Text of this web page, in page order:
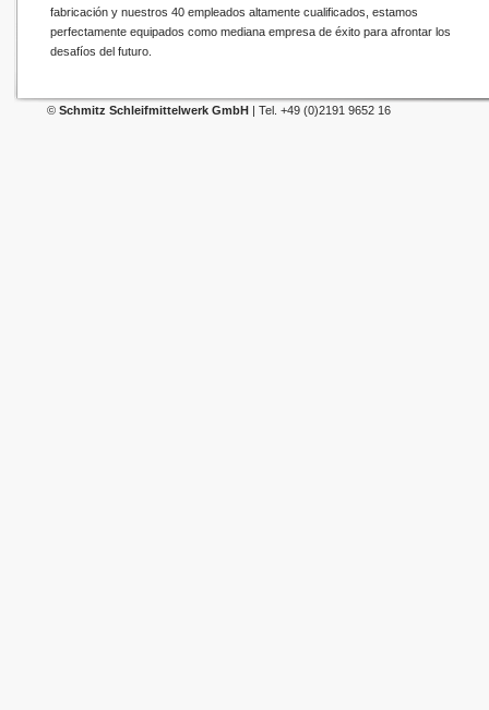
fabricación y nuestros 40 empleados altamente cualificados, estamos
perfectamente equipados como mediana empresa de éxito para afrontar los
desafíos del futuro.
© Schmitz Schleifmittelwerk GmbH | Tel. +49 (0)2191 9652 16